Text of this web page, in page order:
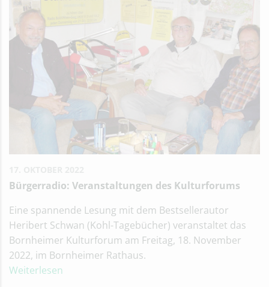
Bürgerradio: Veranstaltungen des Kulturforums
Eine spannende Lesung mit dem Bestsellerautor
Heribert Schwan (Kohl-Tagebücher) veranstaltet das
Bornheimer Kulturforum am Freitag, 18. November
2022, im Bornheimer Rathaus.
Weiterlesen